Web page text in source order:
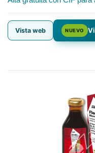
Vista web NUEVO